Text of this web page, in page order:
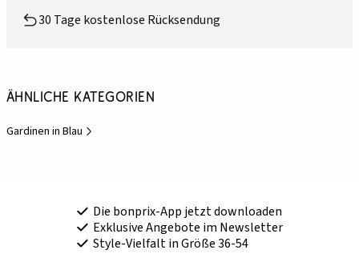
30 Tage kostenlose Rücksendung
Ähnliche Kategorien
Gardinen in Blau
Die bonprix-App jetzt downloaden
Exklusive Angebote im Newsletter
Style-Vielfalt in Größe 36-54